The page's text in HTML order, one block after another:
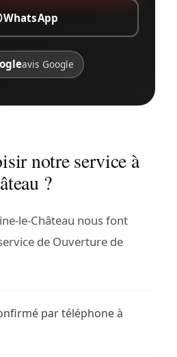
WhatsApp
avis Google
notre service à
?
le-Château nous font
de Ouverture de
par téléphone à